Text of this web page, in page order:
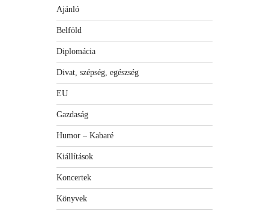
Ajánló
Belföld
Diplomácia
Divat, szépség, egészség
EU
Gazdaság
Humor – Kabaré
Kiállítások
Koncertek
Könyvek